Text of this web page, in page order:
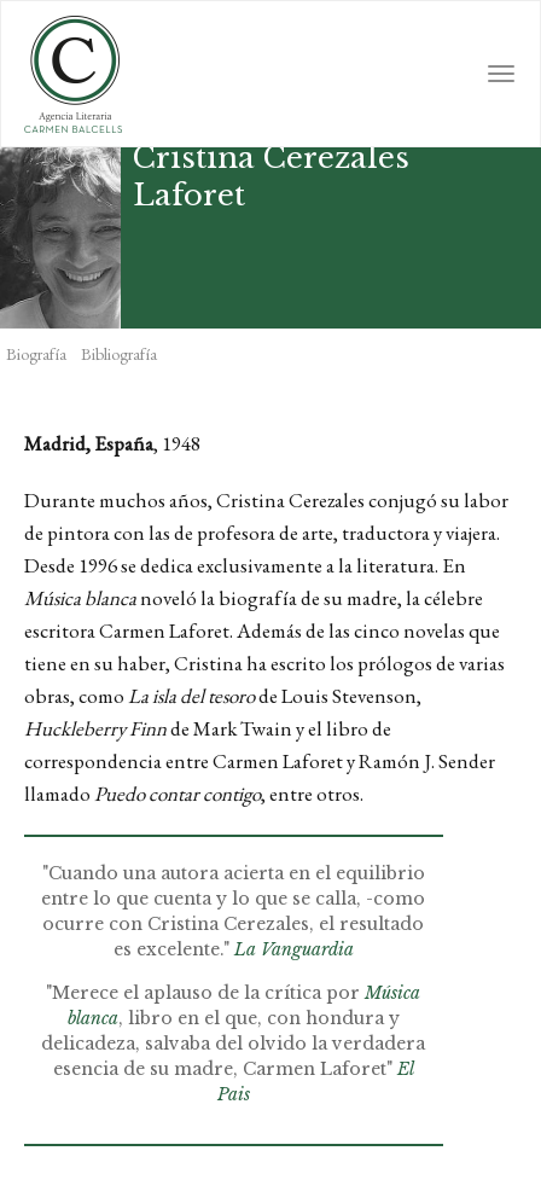
main
content
Cristina Cerezales
Laforet
Biografía Bibliografía
Madrid, España, 1948
Durante muchos años, Cristina Cerezales conjugó su labor
de pintora con las de profesora de arte, traductora y viajera.
Desde 1996 se dedica exclusivamente a la literatura. En
Música blancanoveló la biografía de su madre, la célebre
escritora Carmen Laforet. Además de las cinco novelas que
tiene en su haber, Cristina ha escrito los prólogos de varias
obras, comoLa isla del tesorode Louis Stevenson,
Huckleberry Finnde Mark Twainy el libro de
correspondencia entre Carmen Laforet y Ramón J. Sender
llamadoPuedo contar contigo, entre otros.
"Cuando una autora acierta en el equilibrio
entre lo que cuenta y lo que se calla, -como
ocurre con Cristina Cerezales, el resultado
es excelente."La Vanguardia
"Merece el aplauso de la crítica porMúsica
blanca, libro en el que, con hondura y
delicadeza, salvaba del olvido la verdadera
esencia de su madre, Carmen Laforet"El
Pais